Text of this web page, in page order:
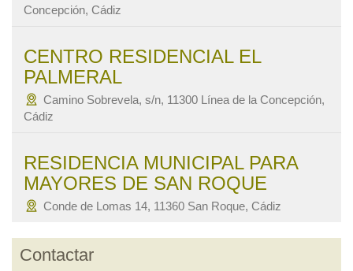
Concepción, Cádiz
CENTRO RESIDENCIAL EL
PALMERAL
Camino Sobrevela, s/n, 11300 Línea de la Concepción,
Cádiz
RESIDENCIA MUNICIPAL PARA
MAYORES DE SAN ROQUE
Conde de Lomas 14, 11360 San Roque, Cádiz
Contactar